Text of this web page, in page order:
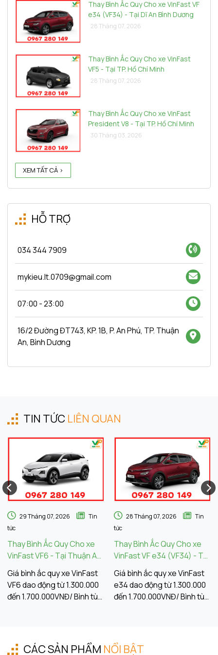
Thay Bình Ắc Quy Cho xe VinFast VF
e34 (VF34) - Tại Dĩ An Bình Dương
28 Tháng 07, 2026
Thay Bình Ắc Quy Cho xe VinFast
VF5 - Tại TP. Hồ Chí Minh
28 Tháng 07, 2026
Thay Bình Ắc Quy Cho xe VinFast
President V8 - Tại TP. Hồ Chí Minh
30 Tháng 03, 2026
XEM TẤT CẢ >
HỖ TRỢ
034 344 7909
mykieu.lt.0709@gmail.com
07:00 - 23:00
16/2 Đường ĐT743, KP. 1B, P. An Phú, TP. Thuận
An, Bình Dương
TIN TỨC LIÊN QUAN
29 Tháng 07, 2026
Tin
tức
Thay Bình Ắc Quy Cho xe
VinFast VF6 - Tại Thuận An
Bình Dương
Giá bình ắc quy xe VinFast
VF6 dao động từ 1.300.000
đến 1.700.000VNĐ/ Bình tùy
vận hành, nhu cầu sử dụng
28 Tháng 07, 2026
Tin
tức
Thay Bình Ắc Quy Cho xe
VinFast VF e34 (VF34) - Tại
Dĩ An Bình Dương
Giá bình ắc quy xe VinFast
e34 dao động từ 1.300.000
đến 1.700.000VNĐ/ Bình tùy
vận hành, nhu cầu sử dụng
CÁC SẢN PHẨM NỔI BẬT